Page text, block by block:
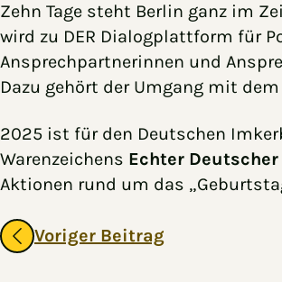
Zehn Tage steht Berlin ganz im
wird zu DER Dialogplattform für
Ansprechpartnerinnen und
Dazu gehört der Umgang mit
2025 ist für den Deutschen
Warenzeichens Echter Deutscher
Aktionen rund um das
Gehe zu vorherigen oder nächsten
Voriger Beitrag